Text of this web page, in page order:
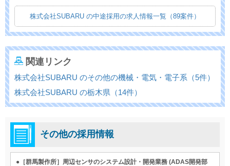
株式会社SUBARU の中途採用の求人情報一覧（89案件）
関連リンク
株式会社SUBARU のその他の機械・電気・電子系（5件）
株式会社SUBARU の栃木県（14件）
その他の採用情報
●［群馬製作所］周辺センサのシステム設計・開発業務 (ADAS開発部